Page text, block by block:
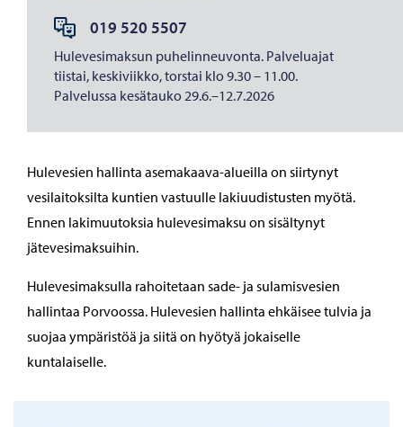
019 520 5507
Hulevesimaksun puhelinneuvonta. Palveluajat
tiistai, keskiviikko, torstai klo 9.30 – 11.00.
Palvelussa kesätauko 29.6.–12.7.2026
Hulevesien hallinta asemakaava-alueilla on siirtynyt
vesilaitoksilta kuntien vastuulle lakiuudistusten myötä.
Ennen lakimuutoksia hulevesimaksu on sisältynyt
jätevesimaksuihin.
Hulevesimaksulla rahoitetaan sade- ja sulamisvesien
hallintaa Porvoossa. Hulevesien hallinta ehkäisee tulvia ja
suojaa ympäristöä ja siitä on hyötyä jokaiselle
kuntalaiselle.